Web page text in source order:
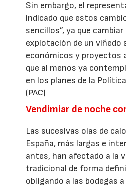
Sin embargo, el
indicado que estos
sencillos”, ya que
explotación de un viñedo
económicos y proyectos
que al menos ya
en los planes de la
(PAC)
Vendimiar de noche
Las sucesivas olas de
España, más largas e
antes, han afectado a la
tradicional de forma
obligando a las bodegas